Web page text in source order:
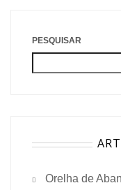
PESQUISAR
Orelha de